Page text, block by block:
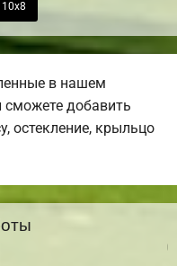
в нашем
добавить
остекление, крыльцо